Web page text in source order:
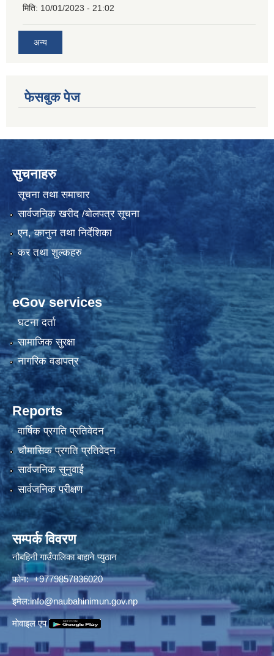
मिति: 10/01/2023 - 21:02
अन्य
फेसबुक पेज
सुचनाहरु
सूचना तथा समाचार
सार्वजनिक खरीद /बोलपत्र सूचना
एन, कानुन तथा निर्देशिका
कर तथा शुल्कहरु
eGov services
घटना दर्ता
सामाजिक सुरक्षा
नागरिक वडापत्र
Reports
वार्षिक प्रगति प्रतिवेदन
चौमासिक प्रगति प्रतिवेदन
सार्वजनिक सुनुवाई
सार्वजनिक परीक्षण
सम्पर्क विवरण
नौबहिनी गाउँपालिका बाहाने प्युठान
फोन: +9779857836020
इमेल:info@naubahinimun.gov.np
माेवाइल एप